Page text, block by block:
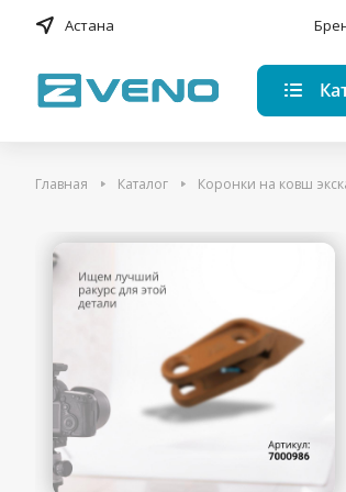
Астана
Главная Каталог Коронки на ковш